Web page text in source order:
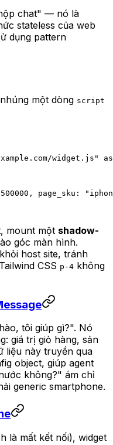
chat" — nó là
stateless của web
dụng pattern
một dòng script
widget.js"
, page_sku:
mount một shadow-
góc màn hình.
host site, tránh
CSS p-4 không
tôi giúp gì?". Nó
giá trị giỏ hàng, sản
liệu này truyền qua
object, giúp agent
không?" ám chỉ
generic smartphone.
là mất kết nối), widget